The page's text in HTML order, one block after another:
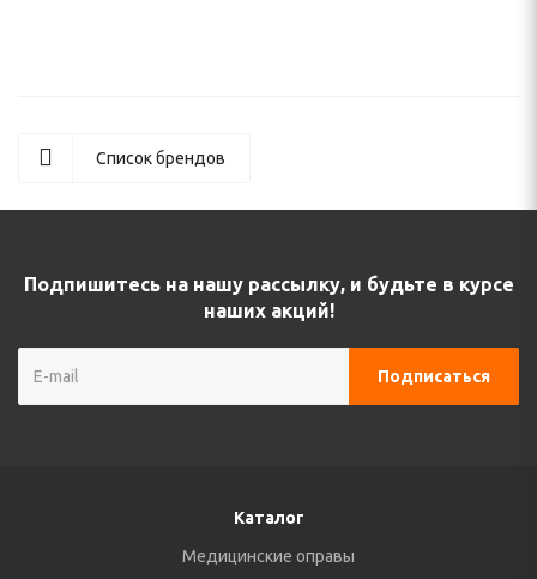
Список брендов
Подпишитесь на нашу рассылку, и будьте в курсе
наших акций!
Каталог
Медицинские оправы